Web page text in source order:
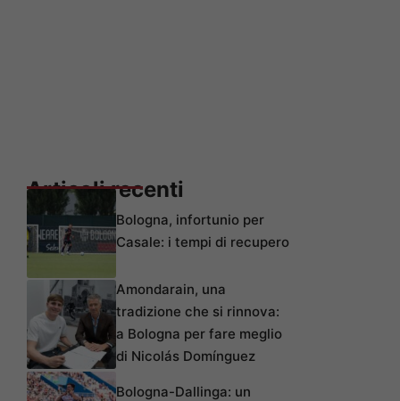
Articoli recenti
Bologna, infortunio per
Casale: i tempi di recupero
Amondarain, una
tradizione che si rinnova:
a Bologna per fare meglio
di Nicolás Domínguez
Bologna-Dallinga: un